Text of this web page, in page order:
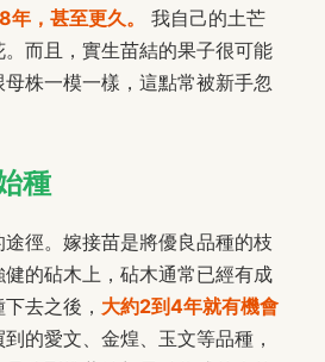
，甚至更久。
我自己的土芒
而且，實生苗結的果子很可能
株一模一樣，這點常被新手忽
種
途徑。嫁接苗是將優良品種的枝
的砧木上，砧木通常已經有成
去之後， 大約2到4年就有機會
的愛文、金煌、玉文等品種，